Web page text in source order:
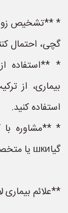
* **تشخیص
گچی، احتمال
* **استفاده
بیماری، از
استفاده کنید.
* **مشاوره با
گیاшки یا متخصص آلودگی مشورت کنید.
**علائم